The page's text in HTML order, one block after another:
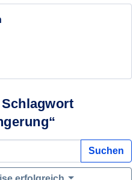
Suchen